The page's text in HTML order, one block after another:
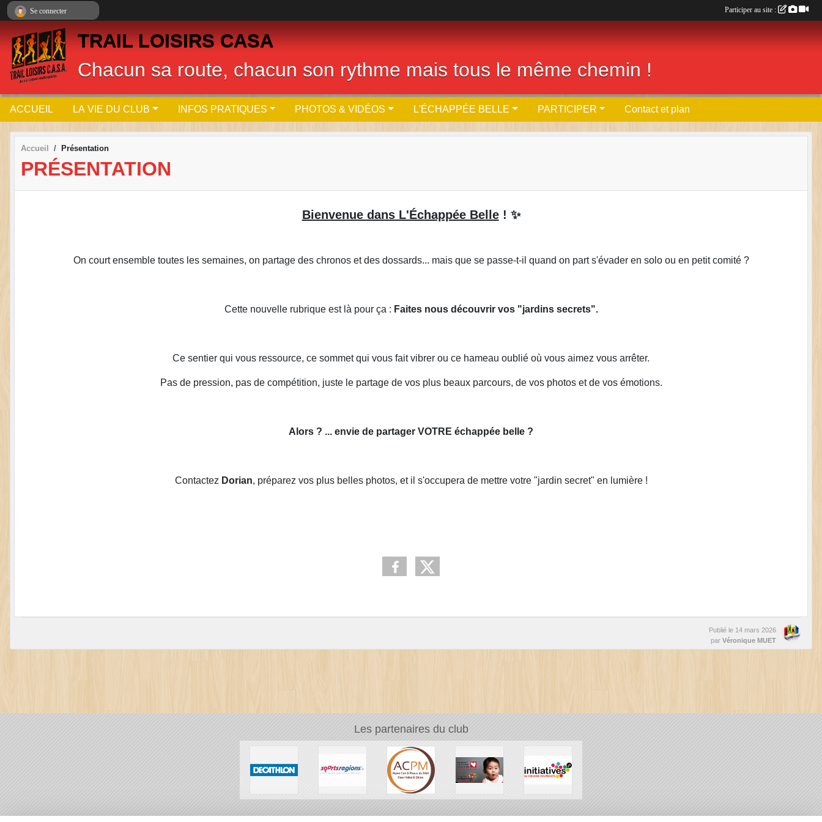
TRAIL LOISIRS CASA
Chacun sa route, chacun son rythme mais tous le même chemin !
ACCUEIL LA VIE DU CLUB INFOS PRATIQUES PHOTOS & VIDÉOS L'ÉCHAPPÉE BELLE PARTICIPER Contact et plan
Accueil Présentation
PRÉSENTATION
Bienvenue dans L'Échappée Belle! ✨
On court ensemble toutes les semaines, on partage des chronos et des dossards... mais que se passe-t-il quand on part s'évader en solo ou en petit comité ?
Cette nouvelle rubrique est là pour ça : Faites nous découvrir vos "jardins secrets".
Ce sentier qui vous ressource, ce sommet qui vous fait vibrer ou ce hameau oublié où vous aimez vous arrêter.
Pas de pression, pas de compétition, juste le partage de vos plus beaux parcours, de vos photos et de vos émotions.
Alors ? ... envie de partager VOTRE échappée belle ?
Contactez Dorian, préparez vos plus belles photos, et il s'occupera de mettre votre "jardin secret" en lumière !
Publié le 14 mars 2026
par Véronique MUET
Les partenaires du club
Se connecter Participer au site :
Panneau de gestion des cookies